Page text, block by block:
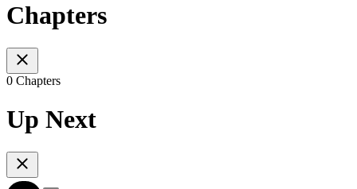
Chapters
0 Chapters
Up Next